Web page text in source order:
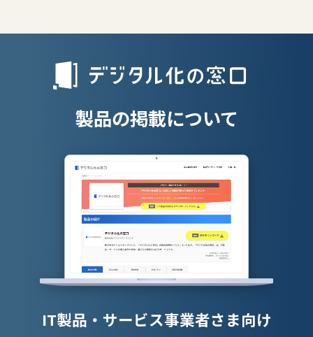
授業支援シス
製品の掲載について
IT製品・サービス事業者さま向け